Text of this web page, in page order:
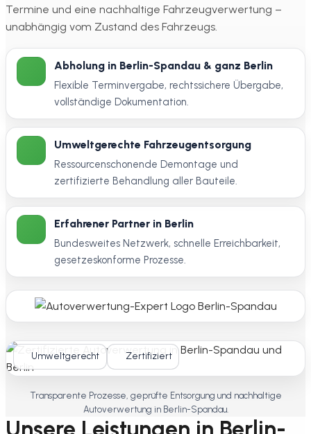
Termine und eine nachhaltige Fahrzeugverwertung –
unabhängig vom Zustand des Fahrzeugs.
Abholung in Berlin-Spandau & ganz Berlin
Flexible Terminvergabe, rechtssichere Übergabe,
vollständige Dokumentation.
Umweltgerechte Fahrzeugentsorgung
Ressourcenschonende Demontage und
zertifizierte Behandlung aller Bauteile.
Erfahrener Partner in Berlin
Bundesweites Netzwerk, schnelle Erreichbarkeit,
gesetzeskonforme Prozesse.
Umweltgerecht Zertifiziert
Transparente Prozesse, geprüfte Entsorgung und nachhaltige
Autoverwertung in Berlin-Spandau.